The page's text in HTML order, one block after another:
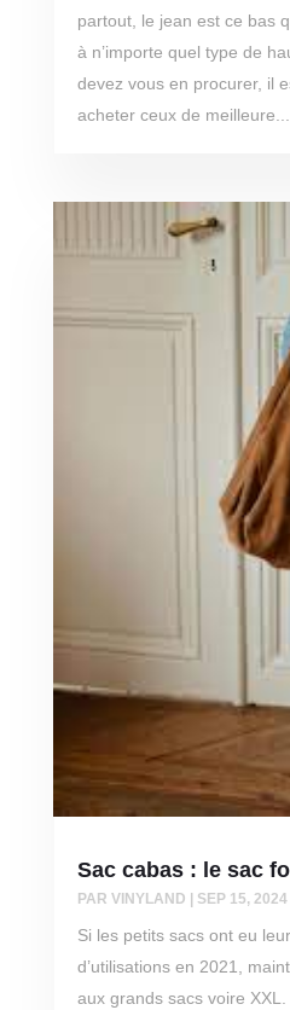
partout, le jean est ce bas
à n’importe quel type de
devez vous en procurer, il
acheter ceux de meilleure...
Sac cabas : le sac
PAR VINYLAND SEP 15, 2024
Si les petits sacs ont eu
d’utilisations en 2021,
aux grands sacs voire